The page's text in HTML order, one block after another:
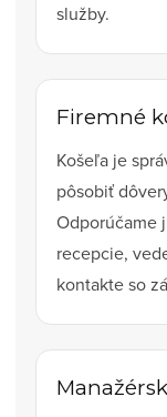
služby.
Firemné
Košeľa je
pôsobiť
Odporúčame
recepcie,
kontakte so